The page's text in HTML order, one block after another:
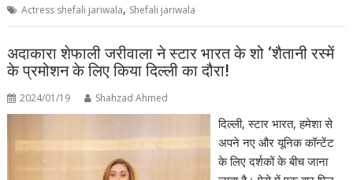
Actress shefali jariwala, Shefali jariwala
अदाकारा शेफाली जरीवाला ने स्टार भारत के शो ‘शैतानी रस्में
के प्रमोशन के लिए किया दिल्ली का दौरा!
2024/01/19 Shahzad Ahmed
दिल्ली, स्टार भारत, हमेशा से
अपने नए और यूनिक कॉन्टेंट
के लिए दर्शकों के बीच जाना